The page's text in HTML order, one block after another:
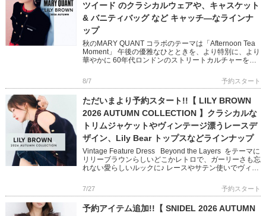
ツイード のクラシカルウェアや、キャスケット
& バニティバッグ など キャッチ―なラインナ
ップ
秋のMARY QUANT コラボのテーマは「Afternoon Tea
Moment」 午後の優雅なひとときを、より特別に、より
華やかに 60年代ロンドンのストリートカルチャーを象
8/7 予約スタート
ただいまより予約スタート!!【 LILY BROWN
2026 AUTUMN COLLECTION 】クラシカルな
トリムジャケットやヴィンテージ漂うレースデ
ザイン、Lily Bear トップスなどラインナップ
Vintage Feature Dress Beyond the Layers をテーマに
リリーブラウンらしいどこかレトロで、ガーリーさも忘
れない愛らしいルックに♪ レースやサテン使いでヴィン
7/27 予約スタート
予約アイテム追加!!【 SNIDEL 2026 AUTUMN